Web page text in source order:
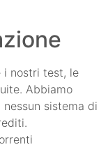
i nostri test, le
Abbiamo
sistema di